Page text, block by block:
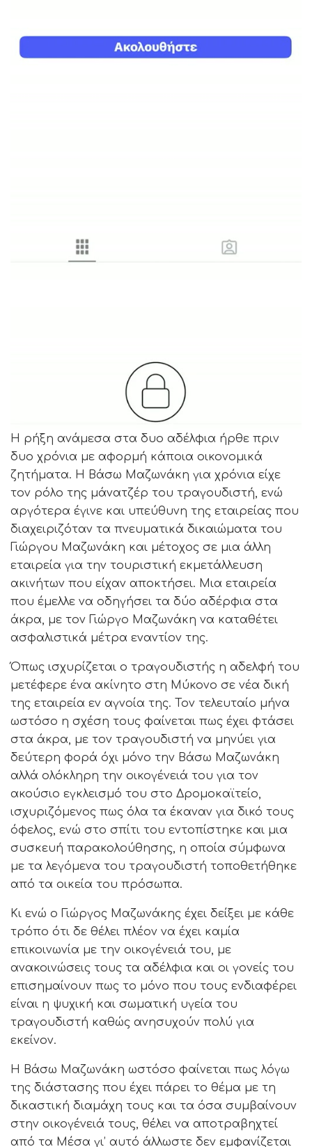
H ρήξη ανάμεσα στα δυο αδέλφια ήρθε πριν
δυο χρόνια με αφορμή κάποια οικονομικά
ζητήματα. Η Βάσω Μαζωνάκη για χρόνια είχε
τον ρόλο της μάνατζέρ του τραγουδιστή, ενώ
αργότερα έγινε και υπεύθυνη της εταιρείας που
διαχειριζόταν τα πνευματικά δικαιώματα του
Γιώργου Μαζωνάκη και μέτοχος σε μια άλλη
εταιρεία για την τουριστική εκμετάλλευση
ακινήτων που είχαν αποκτήσει. Μια εταιρεία
που έμελλε να οδηγήσει τα δύο αδέρφια στα
άκρα, με τον Γιώργο Μαζωνάκη να καταθέτει
ασφαλιστικά μέτρα εναντίον της.
Όπως ισχυρίζεται ο τραγουδιστής η αδελφή του
μετέφερε ένα ακίνητο στη Μύκονο σε νέα δική
της εταιρεία εν αγνοία της. Τον τελευταίο μήνα
ωστόσο η σχέση τους φαίνεται πως έχει φτάσει
στα άκρα, με τον τραγουδιστή να μηνύει για
δεύτερη φορά όχι μόνο την Βάσω Μαζωνάκη
αλλά ολόκληρη την οικογένειά του για τον
ακούσιο εγκλεισμό του στο Δρομοκαϊτείο,
ισχυριζόμενος πως όλα τα έκαναν για δικό τους
όφελος, ενώ στο σπίτι του εντοπίστηκε και μια
συσκευή παρακολούθησης, η οποία σύμφωνα
με τα λεγόμενα του τραγουδιστή τοποθετήθηκε
από τα οικεία του πρόσωπα.
Κι ενώ ο Γιώργος Μαζωνάκης έχει δείξει με κάθε
τρόπο ότι δε θέλει πλέον να έχει καμία
επικοινωνία με την οικογένειά του, με
ανακοινώσεις τους τα αδέλφια και οι γονείς του
επισημαίνουν πως το μόνο που τους ενδιαφέρει
είναι η ψυχική και σωματική υγεία του
τραγουδιστή καθώς ανησυχούν πολύ για
εκείνον.
Η Βάσω Μαζωνάκη ωστόσο φαίνεται πως λόγω
της διάστασης που έχει πάρει το θέμα με τη
δικαστική διαμάχη τους και τα όσα συμβαίνουν
στην οικογένειά τους, θέλει να αποτραβηχτεί
από τα Μέσα γι’ αυτό άλλωστε δεν εμφανίζεται